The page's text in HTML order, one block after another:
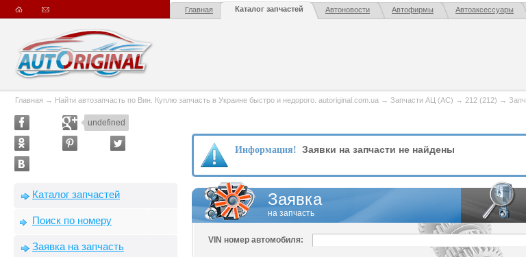
Главная Каталог запчастей Автоновости Автофирмы Автоаксессуары
Главная → Найти автозапчасть по Вин. Куплю запчасть в Украине быстро и недорого. autoriginal.com.ua → Запчасти АЦ (AC) → 212 (212) →
undefined
Каталог запчастей
Поиск по номеру
Заявка на запчасть
Информация! Заявки на запчасти не найдены
Заявка
на запчасть
VIN номер автомобиля: